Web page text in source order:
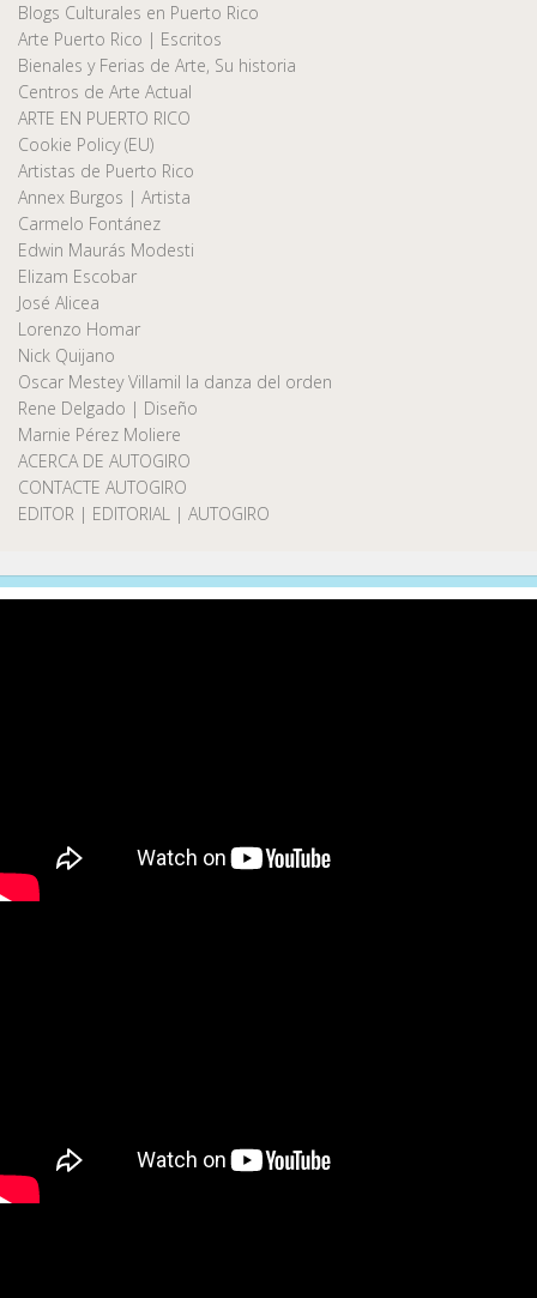
Blogs Culturales en Puerto Rico
Arte Puerto Rico | Escritos
Bienales y Ferias de Arte, Su historia
Centros de Arte Actual
ARTE EN PUERTO RICO
Cookie Policy (EU)
Artistas de Puerto Rico
Annex Burgos | Artista
Carmelo Fontánez
Edwin Maurás Modesti
Elizam Escobar
José Alicea
Lorenzo Homar
Nick Quijano
Oscar Mestey Villamil la danza del orden
Rene Delgado | Diseño
Marnie Pérez Moliere
ACERCA DE AUTOGIRO
CONTACTE AUTOGIRO
EDITOR | EDITORIAL | AUTOGIRO